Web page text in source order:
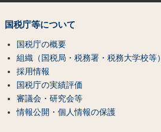
国税庁等について
国税庁の概要
組織（国税局・税務署・税務大学校等）
採用情報
国税庁の実績評価
審議会・研究会等
情報公開・個人情報の保護